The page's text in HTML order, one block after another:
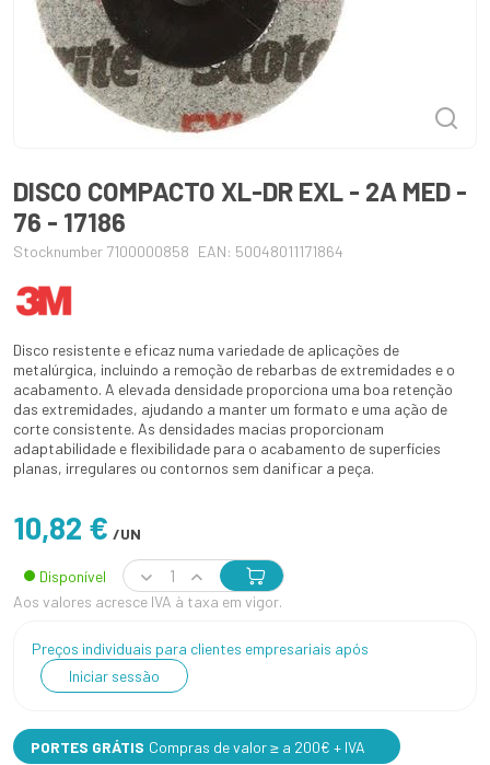
DISCO COMPACTO XL-DR EXL - 2A MED -
76 - 17186
Stocknumber 7100000858 EAN: 50048011171864
Disco resistente e eficaz numa variedade de aplicações de
metalúrgica, incluindo a remoção de rebarbas de extremidades e o
acabamento. A elevada densidade proporciona uma boa retenção
das extremidades, ajudando a manter um formato e uma ação de
corte consistente. As densidades macias proporcionam
adaptabilidade e flexibilidade para o acabamento de superfícies
planas, irregulares ou contornos sem danificar a peça.
10,82 € /UN
Disponível
Aos valores acresce IVA à taxa em vigor.
Preços individuais para clientes empresariais após
Iniciar sessão
PORTES GRÁTIS Compras de valor ≥ a 200€ + IVA